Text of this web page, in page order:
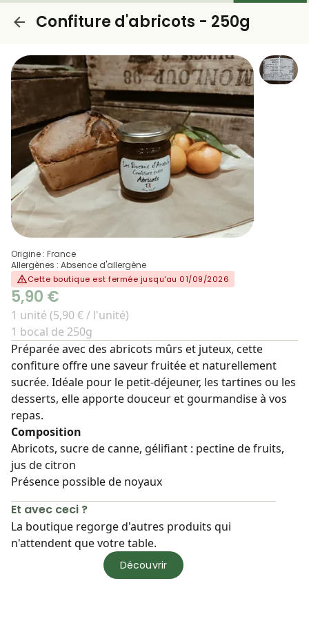
Confiture d'abricots - 250g
Origine : France
Allergènes : Absence d'allergène
Cette boutique est fermée jusqu'au 01/09/2026
5,90 €
1 unité (5,90 € / l'unité)
1 bocal de 250g
Préparée avec des abricots mûrs et juteux, cette
confiture offre une saveur fruitée et naturellement
sucrée. Idéale pour le petit-déjeuner, les tartines ou les
desserts, elle apporte douceur et gourmandise à vos
repas.
Composition
Abricots, sucre de canne, gélifiant : pectine de fruits,
jus de citron
Présence possible de noyaux
Et avec ceci ?
La boutique regorge d'autres produits qui
n'attendent que votre table.
Découvrir